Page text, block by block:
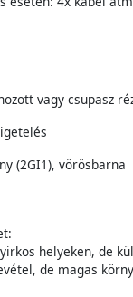
vagy csupasz
(2GI1), vörösbarna
helyeken, de
de magas